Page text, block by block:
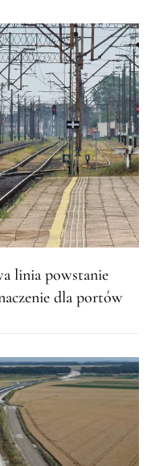
linia powstanie
dla portów